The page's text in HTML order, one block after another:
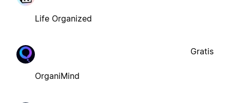
Life Organized
OrganiMind
Gratis